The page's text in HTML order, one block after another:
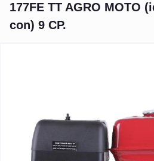
177FE TT AGRO MOTO
con) 9 CP.